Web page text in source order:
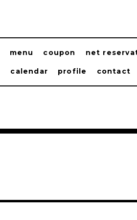
menu coupon net
calendar profile contact